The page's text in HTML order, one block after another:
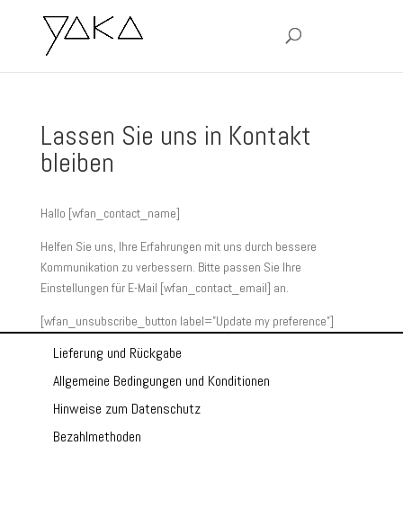
Lassen Sie uns in Kontakt
bleiben
Hallo [wfan_contact_name]
Helfen Sie uns, Ihre Erfahrungen mit uns durch bessere
Kommunikation zu verbessern. Bitte passen Sie Ihre
Einstellungen für E-Mail [wfan_contact_email] an.
[wfan_unsubscribe_button label=”Update my preference”]
Lieferung und Rückgabe
Allgemeine Bedingungen und Konditionen
Hinweise zum Datenschutz
Bezahlmethoden